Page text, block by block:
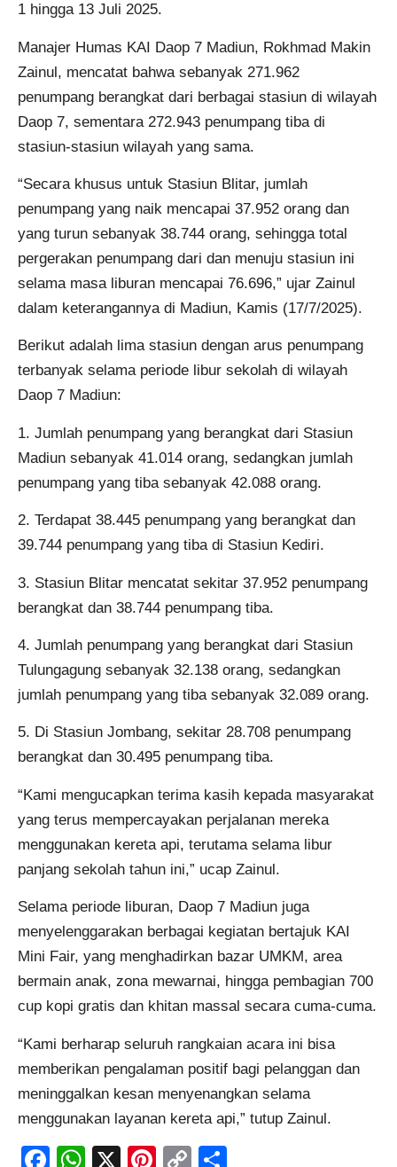
1 hingga 13 Juli 2025.
Manajer Humas KAI Daop 7 Madiun, Rokhmad Makin
Zainul, mencatat bahwa sebanyak 271.962
penumpang berangkat dari berbagai stasiun di wilayah
Daop 7, sementara 272.943 penumpang tiba di
stasiun-stasiun wilayah yang sama.
“Secara khusus untuk Stasiun Blitar, jumlah
penumpang yang naik mencapai 37.952 orang dan
yang turun sebanyak 38.744 orang, sehingga total
pergerakan penumpang dari dan menuju stasiun ini
selama masa liburan mencapai 76.696,” ujar Zainul
dalam keterangannya di Madiun, Kamis (17/7/2025).
Berikut adalah lima stasiun dengan arus penumpang
terbanyak selama periode libur sekolah di wilayah
Daop 7 Madiun:
1. Jumlah penumpang yang berangkat dari Stasiun
Madiun sebanyak 41.014 orang, sedangkan jumlah
penumpang yang tiba sebanyak 42.088 orang.
2. Terdapat 38.445 penumpang yang berangkat dan
39.744 penumpang yang tiba di Stasiun Kediri.
3. Stasiun Blitar mencatat sekitar 37.952 penumpang
berangkat dan 38.744 penumpang tiba.
4. Jumlah penumpang yang berangkat dari Stasiun
Tulungagung sebanyak 32.138 orang, sedangkan
jumlah penumpang yang tiba sebanyak 32.089 orang.
5. Di Stasiun Jombang, sekitar 28.708 penumpang
berangkat dan 30.495 penumpang tiba.
“Kami mengucapkan terima kasih kepada masyarakat
yang terus mempercayakan perjalanan mereka
menggunakan kereta api, terutama selama libur
panjang sekolah tahun ini,” ucap Zainul.
Selama periode liburan, Daop 7 Madiun juga
menyelenggarakan berbagai kegiatan bertajuk KAI
Mini Fair, yang menghadirkan bazar UMKM, area
bermain anak, zona mewarnai, hingga pembagian 700
cup kopi gratis dan khitan massal secara cuma-cuma.
“Kami berharap seluruh rangkaian acara ini bisa
memberikan pengalaman positif bagi pelanggan dan
meninggalkan kesan menyenangkan selama
menggunakan layanan kereta api,” tutup Zainul.
Facebook
WhatsApp
X Pinterest
Copy